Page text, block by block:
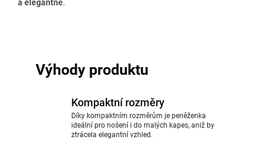
a elegantně.
Výhody produktu
Kompaktní rozměry
Díky kompaktním rozměrům je peněženka
ideální pro nošení i do malých kapes, aniž by
ztrácela elegantní vzhled.